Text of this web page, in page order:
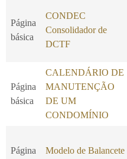
Página
básica
CONDEC
Consolidador de
DCTF
Página
básica
CALENDÁRIO DE
MANUTENÇÃO
DE UM
CONDOMÍNIO
Página
Modelo de Balancete